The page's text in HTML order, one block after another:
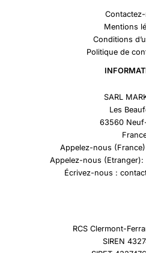
Mentions
Conditions
Politique de
SARL
Les
63560
Appelez-nous
Appelez-nous
Écrivez-nous :
RCS Clermont-
SIREN